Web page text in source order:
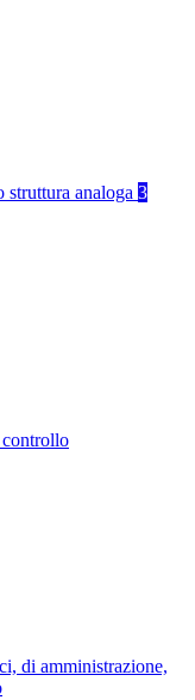
analoga 3
di amministrazione,